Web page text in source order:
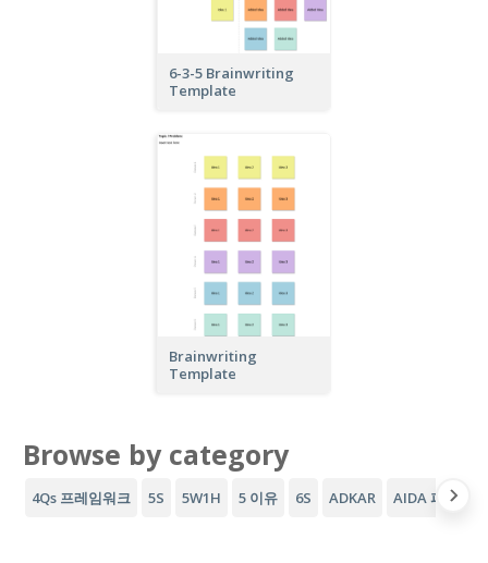
6-3-5 Brainwriting
Template
Brainwriting
Template
Browse by category
4Qs 프레임워크 5S 5W1H 5 이유 6S ADKAR AIDA 퍼널